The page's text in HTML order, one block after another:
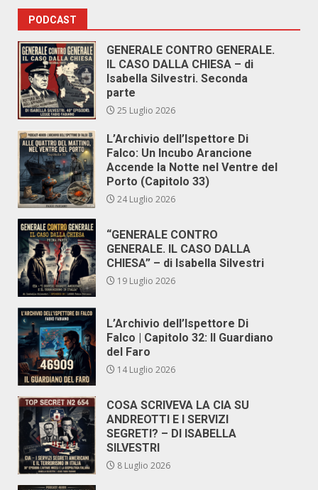
PODCAST
GENERALE CONTRO GENERALE.
IL CASO DALLA CHIESA – di
Isabella Silvestri. Seconda
parte
25 Luglio 2026
L’Archivio dell’Ispettore Di
Falco: Un Incubo Arancione
Accende la Notte nel Ventre del
Porto (Capitolo 33)
24 Luglio 2026
“GENERALE CONTRO
GENERALE. IL CASO DALLA
CHIESA” – di Isabella Silvestri
19 Luglio 2026
L’Archivio dell’Ispettore Di
Falco | Capitolo 32: Il Guardiano
del Faro
14 Luglio 2026
COSA SCRIVEVA LA CIA SU
ANDREOTTI E I SERVIZI
SEGRETI? – DI ISABELLA
SILVESTRI
8 Luglio 2026